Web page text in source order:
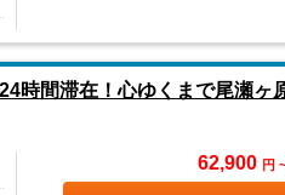
時間滞在！心ゆくまで尾瀬ヶ
62,900 円 ~